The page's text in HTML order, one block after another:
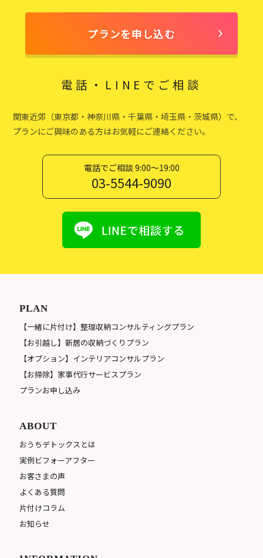
プランを申し込む
電話・LINEでご相談
関東近郊（東京都・神奈川県・千葉県・埼玉県・茨城県）で、
プランにご興味のある方はお気軽にご連絡ください。
電話でご相談 9:00〜19:00
03-5544-9090
PLAN
【一緒に片付け】整理収納コンサルティングプラン
【お引越し】新居の収納づくりプラン
【オプション】インテリアコンサルプラン
【お掃除】家事代行サービスプラン
プランお申し込み
ABOUT
おうちデトックスとは
実例ビフォーアフター
お客さまの声
よくある質問
片付けコラム
お知らせ